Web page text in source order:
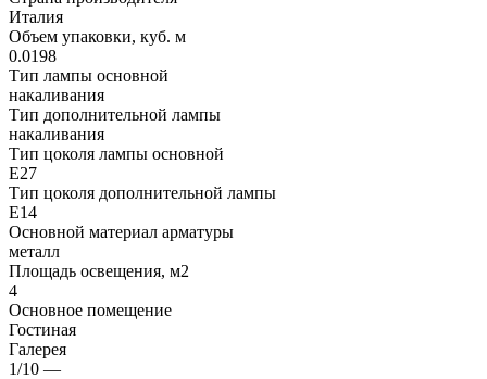
Италия
Объем упаковки, куб. м
0.0198
Тип лампы основной
накаливания
Тип дополнительной лампы
накаливания
Тип цоколя лампы основной
E27
Тип цоколя дополнительной лампы
E14
Основной материал арматуры
металл
Площадь освещения, м2
4
Основное помещение
Гостиная
Галерея
1/10 —